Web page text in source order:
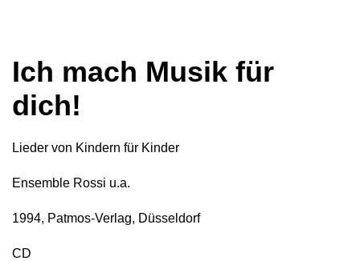
Ich mach Musik für
dich!
Lieder von Kindern für Kinder
Ensemble Rossi u.a.
1994, Patmos-Verlag, Düsseldorf
CD